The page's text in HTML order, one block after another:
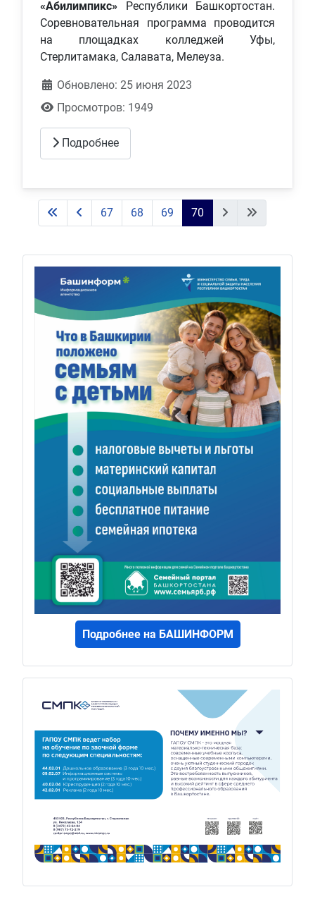
Подробнее на БАШИНФОРМ
«Абилимпикс» Республики Башкортостан.
Соревновательная программа проводится
на площадках колледжей Уфы,
Стерлитамака, Салавата, Мелеуза.
Обновлено: 25 июня 2023
Просмотров: 1949
Подробнее
67 68 69 70